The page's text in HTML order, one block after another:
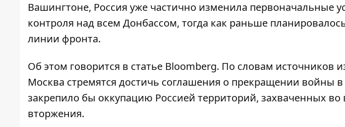
Вашингтоне, Россия уже частично изменила первоначальные
контроля над всем Донбассом, тогда как раньше
линии фронта.
Об этом говорится в статье Bloomberg. По словам источников
Москва стремятся достичь соглашения о прекращении войны
закрепило бы оккупацию Россией территорий, захваченных во
вторжения.